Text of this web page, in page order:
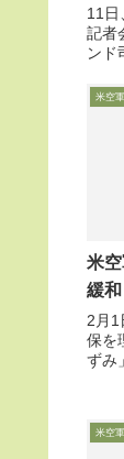
11日
記者
ンド
いデ
や、
米空軍
米
緩和
2月1
保を
ずみ
ター
保策
米空軍